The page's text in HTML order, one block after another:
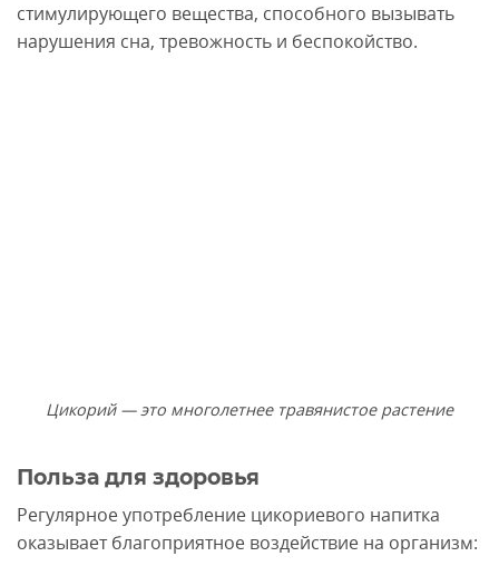
стимулирующего вещества, способного вызывать
нарушения сна, тревожность и беспокойство.
Цикорий — это многолетнее травянистое растение
Польза для здоровья
Регулярное употребление цикориевого напитка
оказывает благоприятное воздействие на организм: